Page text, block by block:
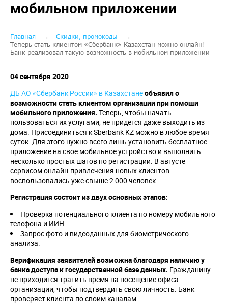
мобильном приложении
Строка
навигации
Главная
Скидки, промокоды
Теперь стать клиентом «Сбербанк» Казахстан можно онлайн!
Банк реализовал такую возможность в мобильном приложении
04 сентября 2020
ДБ АО «Сбербанк России» в Казахстанеобъявил о
возможности стать клиентом организации при помощи
мобильного приложения. Теперь, чтобы начать
пользоваться их услугами, не придется даже выходить из
дома. Присоединиться к Sberbank KZ можно в любое время
суток. Для этого нужно всего лишь установить бесплатное
приложение на свое мобильное устройство и выполнить
несколько простых шагов по регистрации. В августе
сервисом онлайн-привлечения новых клиентов
воспользовались уже свыше 2 000 человек.
Регистрация состоит из двух основных этапов:
Проверка потенциального клиента по номеру мобильного
телефона и ИИН.
Запрос фото и видеоданных для биометрического
анализа.
Верификация заявителей возможна благодаря наличию у
банка доступа к государственной базе данных. Гражданину
не приходится тратить время на посещение офиса
организации, чтобы подтвердить свою личность. Банк
проверяет клиента по своим каналам.